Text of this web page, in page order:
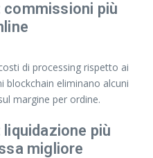
più
di processing rispetto ai
blockchain eliminano alcuni
margine per ordine.
più
migliore